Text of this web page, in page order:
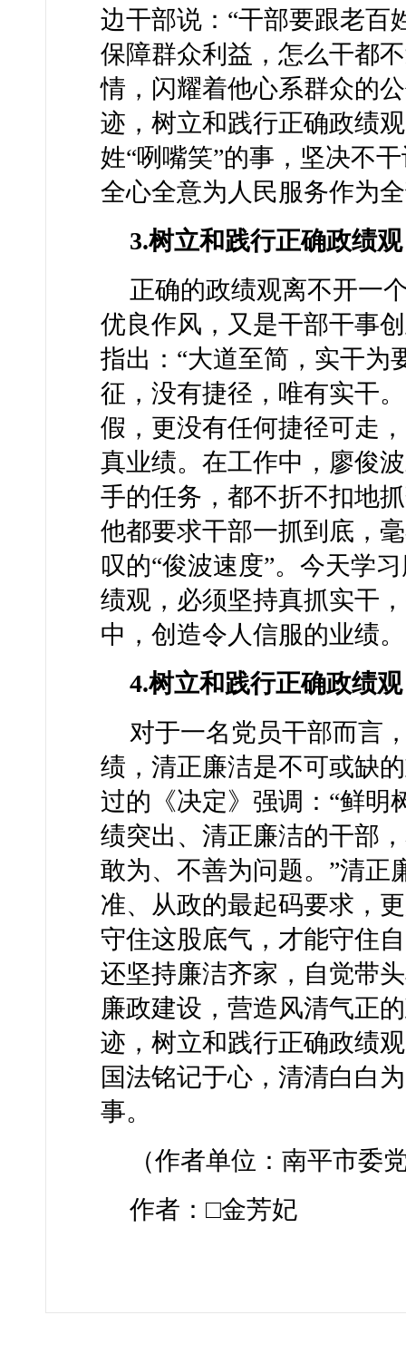
边干部说：“干部要跟老百
保障群众利益，怎么干都
情，闪耀着他心系群众的
迹，树立和践行正确政绩
姓“咧嘴笑”的事，坚决不
全心全意为人民服务作为
3.树立和践行正确政绩
正确的政绩观离不开一
优良作风，又是干部干事
指出：“大道至简，实干为
征，没有捷径，唯有实干
假，更没有任何捷径可走
真业绩。在工作中，廖俊
手的任务，都不折不扣地
他都要求干部一抓到底，
叹的“俊波速度”。今天学
绩观，必须坚持真抓实干
中，创造令人信服的业绩。
4.树立和践行正确政绩
对于一名党员干部而言
绩，清正廉洁是不可或缺
过的《决定》强调：“鲜明
绩突出、清正廉洁的干部
敢为、不善为问题。”清正
准、从政的最起码要求，
守住这股底气，才能守住
还坚持廉洁齐家，自觉带
廉政建设，营造风清气正
迹，树立和践行正确政绩
国法铭记于心，清清白白
事。
（作者单位：南平市委
作者：□金芳妃